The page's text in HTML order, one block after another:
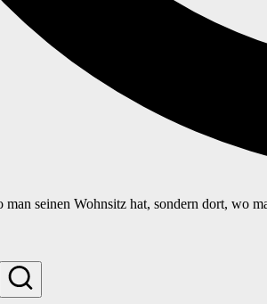
man seinen Wohnsitz hat, sondern dort, wo